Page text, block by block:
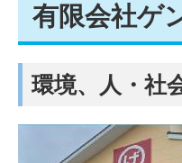
有限会社ゲ
環境、人・社